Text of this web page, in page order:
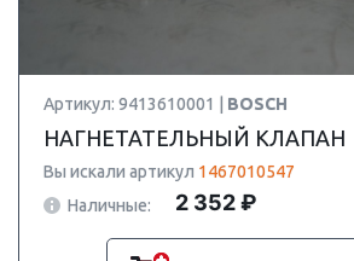
Артикул: 9413610001 | BOSCH
НАГНЕТАТЕЛЬНЫЙ КЛАПАН
Вы искали артикул 1467010547
Наличные:
2 352 ₽